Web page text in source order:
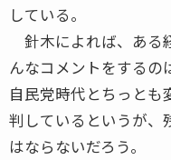
している。
針木によれば、あ
んなコメントをするの
自民党時代とちっと
判しているというが、
はならないだろう。